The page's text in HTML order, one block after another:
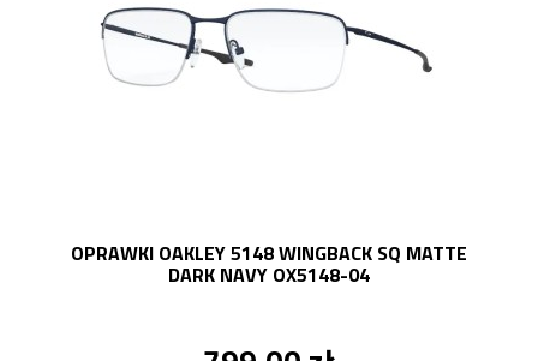
OPRAWKI OAKLEY 5148 WINGBACK SQ MATTE
DARK NAVY OX5148-04